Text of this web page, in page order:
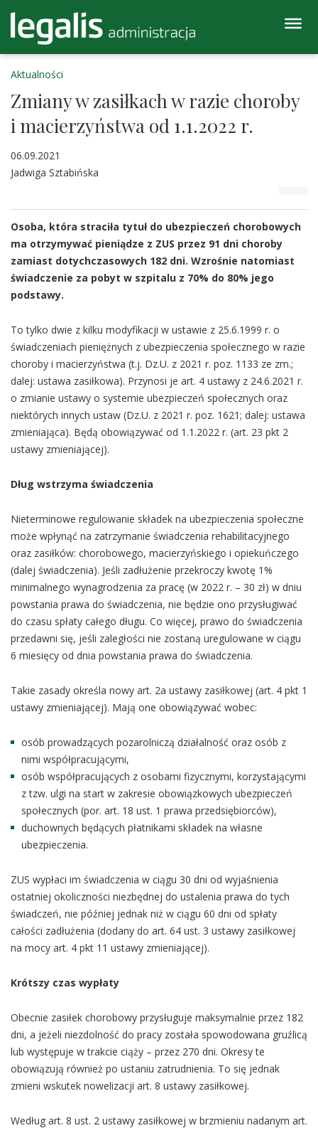
Aktualności
Zmiany w zasiłkach w razie choroby
i macierzyństwa od 1.1.2022 r.
06.09.2021
Jadwiga Sztabińska
Osoba, która straciła tytuł do ubezpieczeń chorobowych
ma otrzymywać pieniądze z ZUS przez 91 dni choroby
zamiast dotychczasowych 182 dni. Wzrośnie natomiast
świadczenie za pobyt w szpitalu z 70% do 80% jego
podstawy.
To tylko dwie z kilku modyfikacji w ustawie z 25.6.1999 r. o
świadczeniach pieniężnych z ubezpieczenia społecznego w razie
choroby i macierzyństwa (t.j. Dz.U. z 2021 r. poz. 1133 ze zm.;
dalej: ustawa zasiłkowa). Przynosi je art. 4 ustawy z 24.6.2021 r.
o zmianie ustawy o systemie ubezpieczeń społecznych oraz
niektórych innych ustaw (Dz.U. z 2021 r. poz. 1621; dalej: ustawa
zmieniająca). Będą obowiązywać od 1.1.2022 r. (art. 23 pkt 2
ustawy zmieniającej).
Dług wstrzyma świadczenia
Nieterminowe regulowanie składek na ubezpieczenia społeczne
może wpłynąć na zatrzymanie świadczenia rehabilitacyjnego
oraz zasiłków: chorobowego, macierzyńskiego i opiekuńczego
(dalej świadczenia). Jeśli zadłużenie przekroczy kwotę 1%
minimalnego wynagrodzenia za pracę (w 2022 r. – 30 zł) w dniu
powstania prawa do świadczenia, nie będzie ono przysługiwać
do czasu spłaty całego długu. Co więcej, prawo do świadczenia
przedawni się, jeśli zaległości nie zostaną uregulowane w ciągu
6 miesięcy od dnia powstania prawa do świadczenia.
Takie zasady określa nowy art. 2a ustawy zasiłkowej (art. 4 pkt 1
ustawy zmieniającej). Mają one obowiązywać wobec:
osób prowadzących pozarolniczą działalność oraz osób z
nimi współpracującymi,
osób współpracujących z osobami fizycznymi, korzystającymi
z tzw. ulgi na start w zakresie obowiązkowych ubezpieczeń
społecznych (por. art. 18 ust. 1 prawa przedsiębiorców),
duchownych będących płatnikami składek na własne
ubezpieczenia.
ZUS wypłaci im świadczenia w ciągu 30 dni od wyjaśnienia
ostatniej okoliczności niezbędnej do ustalenia prawa do tych
świadczeń, nie później jednak niż w ciągu 60 dni od spłaty
całości zadłużenia (dodany do art. 64 ust. 3 ustawy zasiłkowej
na mocy art. 4 pkt 11 ustawy zmieniającej).
Krótszy czas wypłaty
Obecnie zasiłek chorobowy przysługuje maksymalnie przez 182
dni, a jeżeli niezdolność do pracy została spowodowana gruźlicą
lub występuje w trakcie ciąży – przez 270 dni. Okresy te
obowiązują również po ustaniu zatrudnienia. To się jednak
zmieni wskutek nowelizacji art. 8 ustawy zasiłkowej.
Według art. 8 ust. 2 ustawy zasiłkowej w brzmieniu nadanym art.